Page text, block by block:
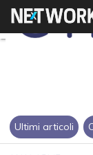
Ultimi articoli